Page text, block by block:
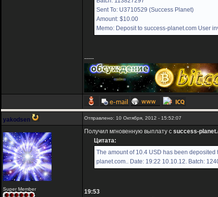
Sent To: U3710529 (Success Planet)
Amount: $10.00
Memo: Deposit to success-planet.com User
-----
yakodsen Отправлено: 10 Октября, 2012 - 15:52:07
Super Member
Получил мгновенную выплату с success-
Цитата:
The amount of 10.4 USD has been
planet.com.. Date: 19:22 10.10.12. Batch:
19:53